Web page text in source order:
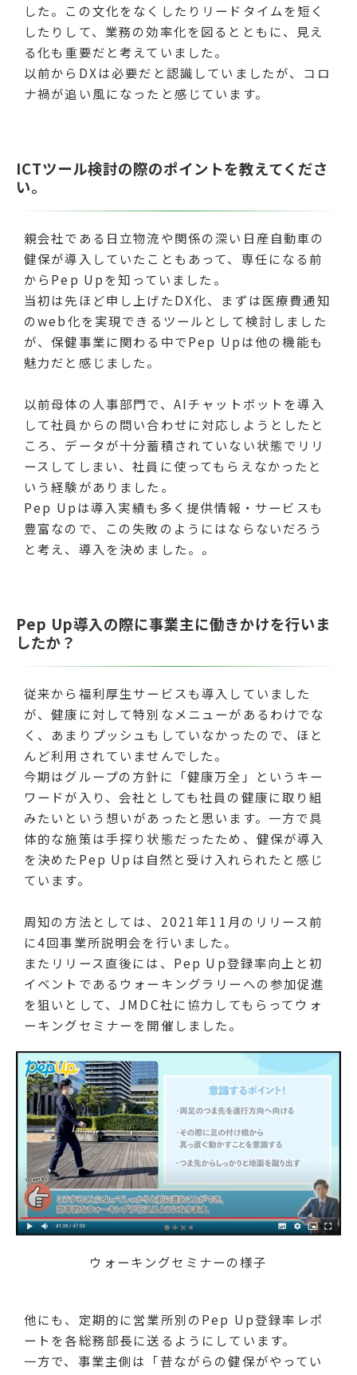
した。この文化をなくしたりリードタイムを短く
したりして、業務の効率化を図るとともに、見え
る化も重要だと考えていました。
以前からDXは必要だと認識していましたが、コロ
ナ禍が追い風になったと感じています。
ICTツール検討の際のポイントを教えてくださ
い。
親会社である日立物流や関係の深い日産自動車の
健保が導入していたこともあって、専任になる前
からPep Upを知っていました。
当初は先ほど申し上げたDX化、まずは医療費通知
のweb化を実現できるツールとして検討しました
が、保健事業に関わる中でPep Upは他の機能も
魅力だと感じました。
以前母体の人事部門で、AIチャットボットを導入
して社員からの問い合わせに対応しようとしたと
ころ、データが十分蓄積されていない状態でリリ
ースしてしまい、社員に使ってもらえなかったと
いう経験がありました。
Pep Upは導入実績も多く提供情報・サービスも
豊富なので、この失敗のようにはならないだろう
と考え、導入を決めました。。
Pep Up導入の際に事業主に働きかけを行いま
したか？
従来から福利厚生サービスも導入していました
が、健康に対して特別なメニューがあるわけでな
く、あまりプッシュもしていなかったので、ほと
んど利用されていませんでした。
今期はグループの方針に「健康万全」というキー
ワードが入り、会社としても社員の健康に取り組
みたいという想いがあったと思います。一方で具
体的な施策は手探り状態だったため、健保が導入
を決めたPep Upは自然と受け入れられたと感じ
ています。
周知の方法としては、2021年11月のリリース前
に4回事業所説明会を行いました。
またリリース直後には、Pep Up登録率向上と初
イベントであるウォーキングラリーへの参加促進
を狙いとして、JMDC社に協力してもらってウォ
ーキングセミナーを開催しました。
ウォーキングセミナーの様子
他にも、定期的に営業所別のPep Up登録率レポ
ートを各総務部長に送るようにしています。
一方で、事業主側は「昔ながらの健保がやってい